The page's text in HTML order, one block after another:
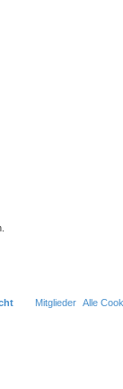
Alle
Mitglieder